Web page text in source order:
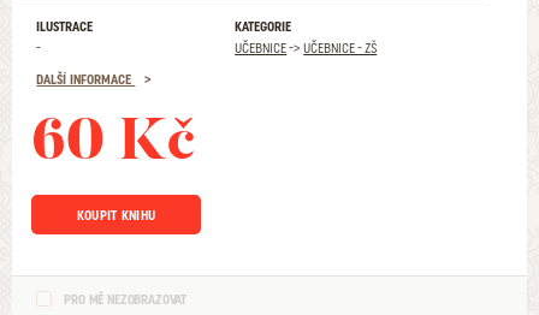
ILUSTRACE
-
KATEGORIE
UČEBNICE->UČEBNICE - ZŠ
DALŠÍ INFORMACE
60 Kč
KOUPIT KNIHU
PRO MĚ NEZOBRAZOVAT